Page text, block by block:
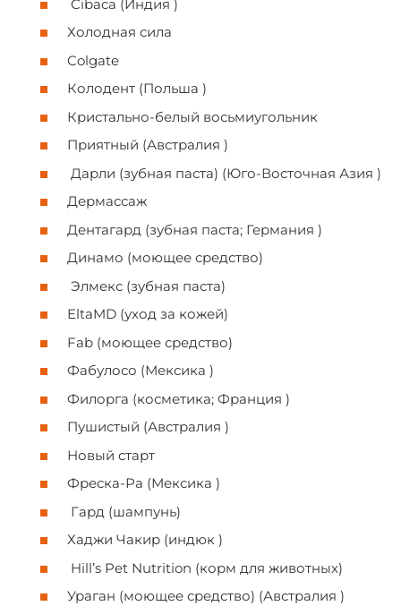
Cibaca (Индия )
Холодная сила
Colgate
Колодент (Польша )
Кристально-белый восьмиугольник
Приятный (Австралия )
Дарли (зубная паста) (Юго-Восточная Азия )
Дермассаж
Дентагард (зубная паста; Германия )
Динамо (моющее средство)
Элмекс (зубная паста)
EltaMD (уход за кожей)
Fab (моющее средство)
Фабулосо (Мексика )
Филорга (косметика; Франция )
Пушистый (Австралия )
Новый старт
Фреска-Ра (Мексика )
Гард (шампунь)
Хаджи Чакир (индюк )
Hill’s Pet Nutrition (корм для животных)
Ураган (моющее средство) (Австралия )